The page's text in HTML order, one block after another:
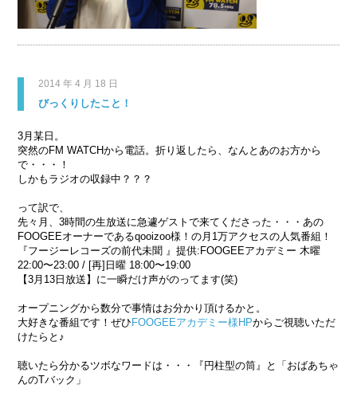
2014 年 4 月 18 日
びっくりしたこと！
3月某日。
突然のFM WATCHから電話。折り返したら、なんとあのお方から
で・・・！
しかもラジオの収録中？？？
って訳で、
先々月、3時間の生放送に急遽ゲストで来てくださった・・・あの
FOOGEEオーナーであるqooizoo様！の月1万アクセスの人気番組！
『フージーレコーズの前代未聞 』提供:FOOGEEアカデミー 木曜
22:00〜23:00 / [再]日曜 18:00〜19:00
【3月13日放送】に一瞬だけ声がのってます(笑)
オープニングから数分で事情はお分かり頂けるかと。
大好きな番組です！ぜひ FOOGEEアカデミー様HPからご視聴いただ
けたらと♪
聴いたら分かるツボなワードは・・・『円柱型の筒』と「おばあちゃ
んのTバック」